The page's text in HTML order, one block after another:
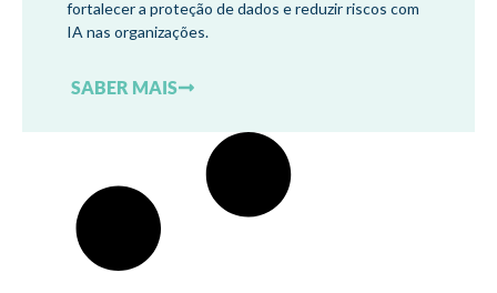
fortalecer a proteção de dados e reduzir riscos com
IA nas organizações.
SABER MAIS